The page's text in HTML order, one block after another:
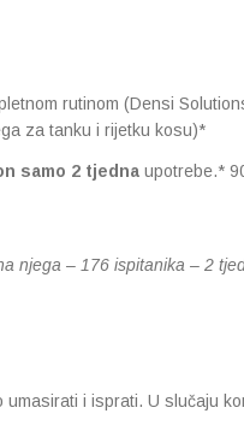
rutinom (Densi
za tanku i rijetku kosu)*
samo 2 tjedna upotrebe.*
njega – 176 ispitanika – 2
i isprati. U slučaju